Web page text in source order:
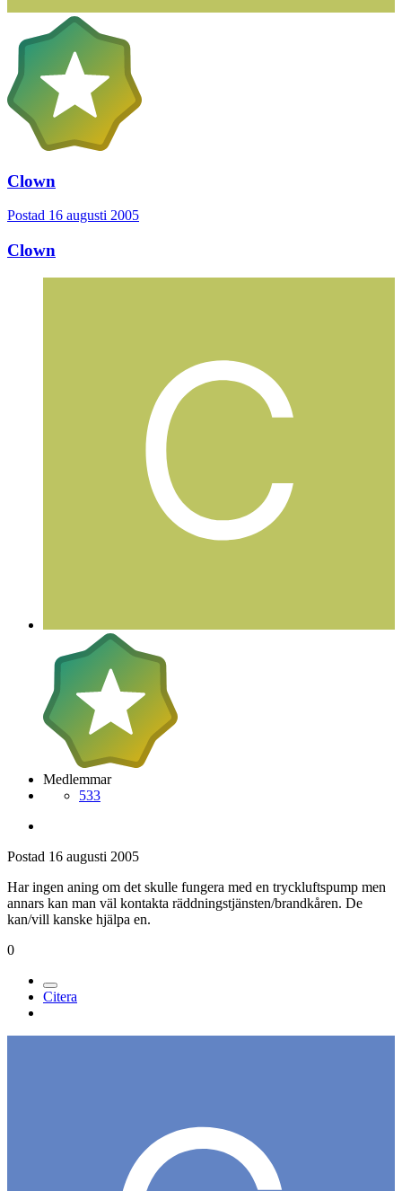
Clown
Postad 16 augusti 2005
Clown
Medlemmar
533
Postad 16 augusti 2005
Har ingen aning om det skulle fungera med en tryckluftspump men
annars kan man väl kontakta räddningstjänsten/brandkåren. De
kan/vill kanske hjälpa en.
0
Citera